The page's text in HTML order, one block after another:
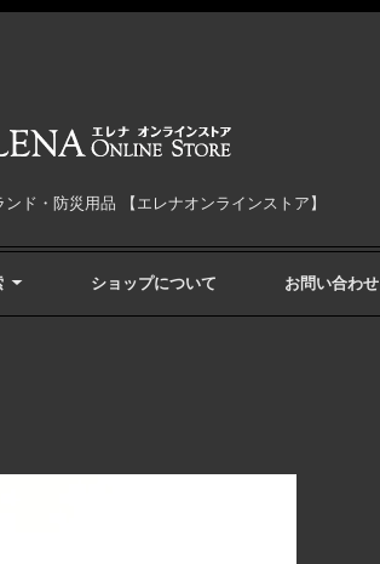
ド・防災用品 【エレナオンラインストア】
ショップについて お問い合わせ